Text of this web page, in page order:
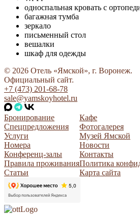
односпальная кровать с
багажная тумба
зеркало
письменный стол
вешалки
шкаф для одежды
© 2026 Отель «Ямской», г. Воронеж.
Официальный сайт.
+7 (473) 201-68-78
sale@yamskoyhotel.ru
Бронирование
Спецпредложения
Услуги
Номера
Конференц-залы
Правила проживания
Статьи
Кафе
Фотогалерея
Музей Ямской
Новости
Контакты
Политика
Карта сайта